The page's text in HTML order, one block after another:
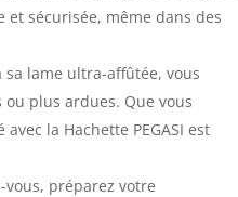
sécurisée, même dans des
sa lame ultra-affûtée, vous
plus ardues. Que vous
la Hachette PEGASI est
vous, préparez votre